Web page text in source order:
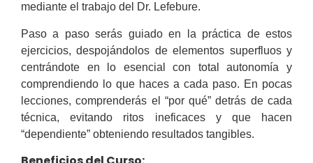
mediante el trabajo del Dr. Lefebure.
Paso a paso serás guiado en la práctica de estos
ejercicios, despojándolos de elementos superfluos y
centrándote en lo esencial con total autonomía y
comprendiendo lo que haces a cada paso. En pocas
lecciones, comprenderás el “por qué” detrás de cada
técnica, evitando ritos ineficaces y que hacen
“dependiente” obteniendo resultados tangibles.